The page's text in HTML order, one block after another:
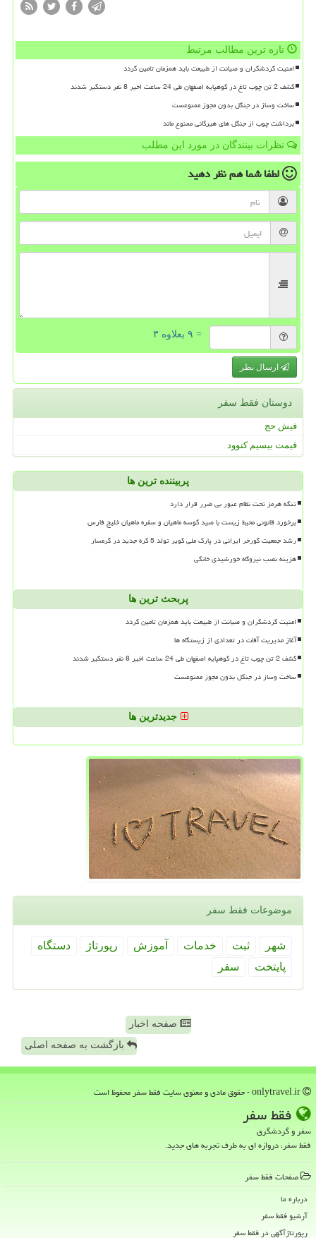
تازه ترین مطالب مرتبط
امنیت گردشگران و صیانت از طبیعت باید همزمان تامین گردد
کشف 2 تن چوب تاغ در کوهپایه اصفهان طی 24 ساعت اخیر 8 نفر دستگیر شدند
ساخت وساز در جنگل بدون مجوز ممنوعست
برداشت چوب از جنگل های هیرکانی ممنوع ماند
نظرات بینندگان در مورد این مطلب
لطفا شما همنظر دهید
= ۹ بعلاوه ۳
ارسال نظر
دوستان فقط سفر
فیش حج
قیمت بیسیم کنوود
پربیننده ترین ها
تنگه هرمز تحت نظام عبور بی ضرر قرار دارد
برخورد قانونی محیط زیست با صید کوسه ماهیان و سفره ماهیان خلیج فارس
رشد جمعیت گورخر ایرانی در پارک ملی کویر تولد 5 کره جدید در گرمسار
هزینه نصب نیروگاه خورشیدی خانگی
پربحث ترین ها
امنیت گردشگران و صیانت از طبیعت باید همزمان تامین گردد
آغاز مدیریت آفات در تعدادی از زیستگاه ها
کشف 2 تن چوب تاغ در کوهپایه اصفهان طی 24 ساعت اخیر 8 نفر دستگیر شدند
ساخت وساز در جنگل بدون مجوز ممنوعست
جدیدترین ها
موضوعات فقط سفر
شهر ثبت خدمات آموزش رپورتاژ
دستگاه
پایتخت
سفر
صفحه اخبار
بازگشت به صفحه اصلی
فقط سفر
سفر و گردشگری
فقط سفر، دروازه ای به طرف تجربه های جدید.
صفحات فقط سفر
درباره ما
آرشیو فقط سفر
رپورتاژآگهی در فقط سفر